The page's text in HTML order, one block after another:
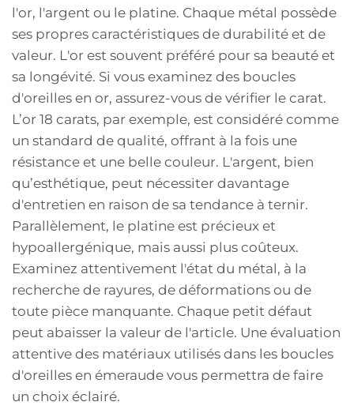
l'or, l'argent ou le platine. Chaque métal possède
ses propres caractéristiques de durabilité et de
valeur. L'or est souvent préféré pour sa beauté et
sa longévité. Si vous examinez des boucles
d'oreilles en or, assurez-vous de vérifier le carat.
L’or 18 carats, par exemple, est considéré comme
un standard de qualité, offrant à la fois une
résistance et une belle couleur. L'argent, bien
qu’esthétique, peut nécessiter davantage
d'entretien en raison de sa tendance à ternir.
Parallèlement, le platine est précieux et
hypoallergénique, mais aussi plus coûteux.
Examinez attentivement l'état du métal, à la
recherche de rayures, de déformations ou de
toute pièce manquante. Chaque petit défaut
peut abaisser la valeur de l'article. Une évaluation
attentive des matériaux utilisés dans les boucles
d'oreilles en émeraude vous permettra de faire
un choix éclairé.